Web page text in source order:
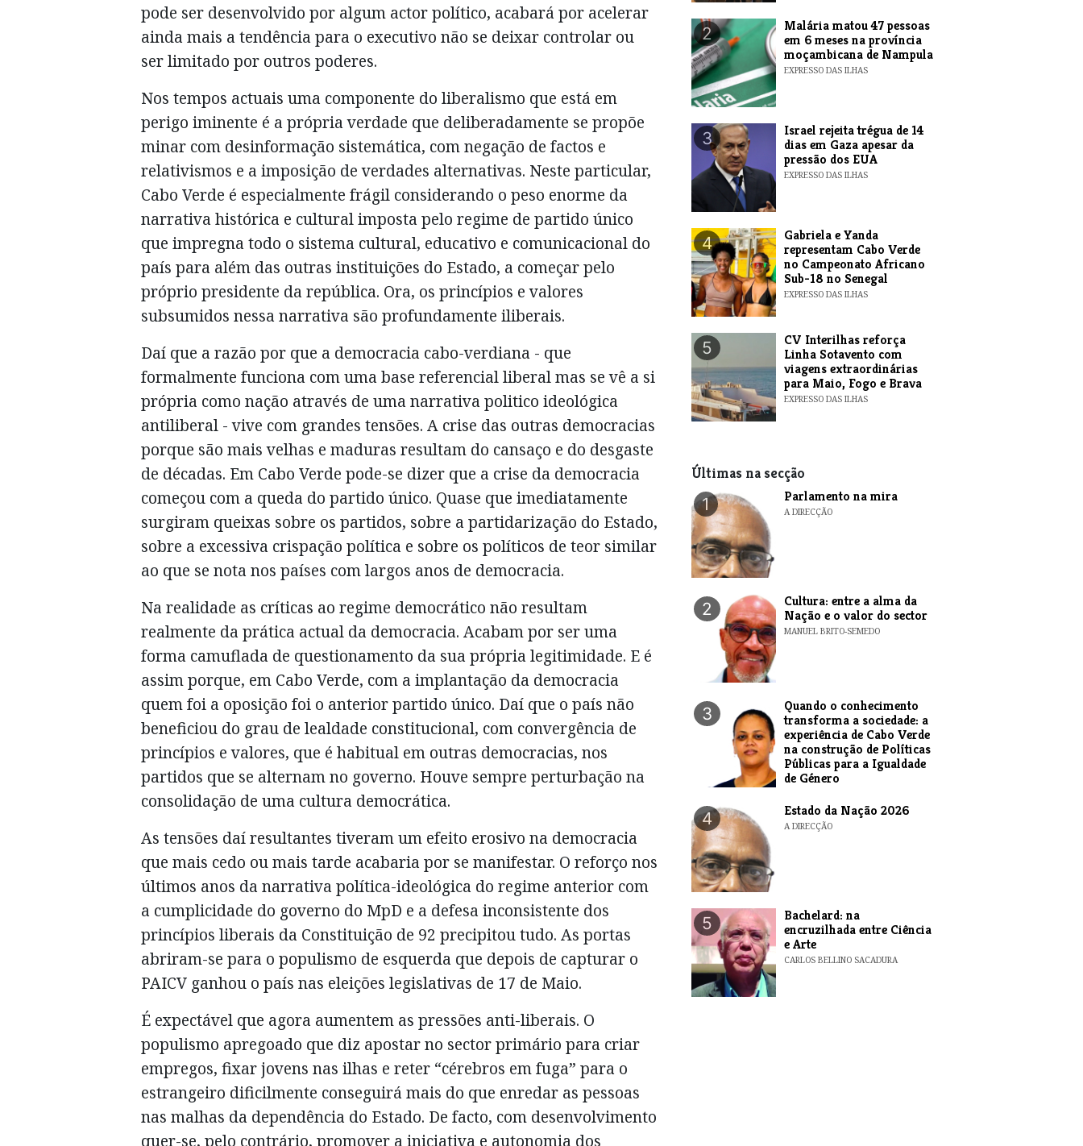
pode ser desenvolvido por algum actor político, acabará por acelerar
ainda mais a tendência para o executivo não se deixar controlar ou
ser limitado por outros poderes.
Nos tempos actuais uma componente do liberalismo que está em
perigo iminente é a própria verdade que deliberadamente se propõe
minar com desinformação sistemática, com negação de factos e
relativismos e a imposição de verdades alternativas. Neste particular,
Cabo Verde é especialmente frágil considerando o peso enorme da
narrativa histórica e cultural imposta pelo regime de partido único
que impregna todo o sistema cultural, educativo e comunicacional do
país para além das outras instituições do Estado, a começar pelo
próprio presidente da república. Ora, os princípios e valores
subsumidos nessa narrativa são profundamente iliberais.
Daí que a razão por que a democracia cabo-verdiana - que
formalmente funciona com uma base referencial liberal mas se vê a si
própria como nação através de uma narrativa politico ideológica
antiliberal - vive com grandes tensões. A crise das outras democracias
porque são mais velhas e maduras resultam do cansaço e do desgaste
de décadas. Em Cabo Verde pode-se dizer que a crise da democracia
começou com a queda do partido único. Quase que imediatamente
surgiram queixas sobre os partidos, sobre a partidarização do Estado,
sobre a excessiva crispação política e sobre os políticos de teor similar
ao que se nota nos países com largos anos de democracia.
Na realidade as críticas ao regime democrático não resultam
realmente da prática actual da democracia. Acabam por ser uma
forma camuflada de questionamento da sua própria legitimidade. E é
assim porque, em Cabo Verde, com a implantação da democracia
quem foi a oposição foi o anterior partido único. Daí que o país não
beneficiou do grau de lealdade constitucional, com convergência de
princípios e valores, que é habitual em outras democracias, nos
partidos que se alternam no governo. Houve sempre perturbação na
consolidação de uma cultura democrática.
As tensões daí resultantes tiveram um efeito erosivo na democracia
que mais cedo ou mais tarde acabaria por se manifestar. O reforço nos
últimos anos da narrativa política-ideológica do regime anterior com
a cumplicidade do governo do MpD e a defesa inconsistente dos
princípios liberais da Constituição de 92 precipitou tudo. As portas
abriram-se para o populismo de esquerda que depois de capturar o
PAICV ganhou o país nas eleições legislativas de 17 de Maio.
É expectável que agora aumentem as pressões anti-liberais. O
populismo apregoado que diz apostar no sector primário para criar
empregos, fixar jovens nas ilhas e reter “cérebros em fuga” para o
estrangeiro dificilmente conseguirá mais do que enredar as pessoas
nas malhas da dependência do Estado. De facto, com desenvolvimento
quer-se, pelo contrário, promover a iniciativa e autonomia dos
2
​Malária matou 47 pessoas
em 6 meses na província
moçambicana de Nampula
EXPRESSO DAS ILHAS
3
​Israel rejeita trégua de 14
dias em Gaza apesar da
pressão dos EUA
EXPRESSO DAS ILHAS
4
Gabriela e Yanda
representam Cabo Verde
no Campeonato Africano
Sub-18 no Senegal
EXPRESSO DAS ILHAS
5
​CV Interilhas reforça
Linha Sotavento com
viagens extraordinárias
para Maio, Fogo e Brava
EXPRESSO DAS ILHAS
Últimas na secção
1 Parlamento na mira
A DIRECÇÃO
2
Cultura: entre a alma da
Nação e o valor do sector
MANUEL BRITO-SEMEDO
3
Quando o conhecimento
transforma a sociedade: a
experiência de Cabo Verde
na construção de Políticas
Públicas para a Igualdade
de Género
4 Estado da Nação 2026
A DIRECÇÃO
5
Bachelard: na
encruzilhada entre Ciência
e Arte
CARLOS BELLINO SACADURA